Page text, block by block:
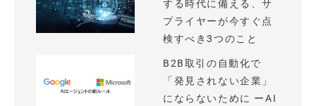
する時代に備える、サ
プライヤーが今すぐ点
検すべき3つのこと
B2B取引の自動化で
「発見されない企業」
にならないために ーAI